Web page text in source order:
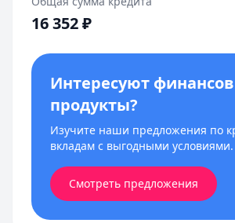
16 352₽
Интересуют
продукты?
Изучите наши предложения по
вкладам с выгодными условиями.
Смотреть предложения